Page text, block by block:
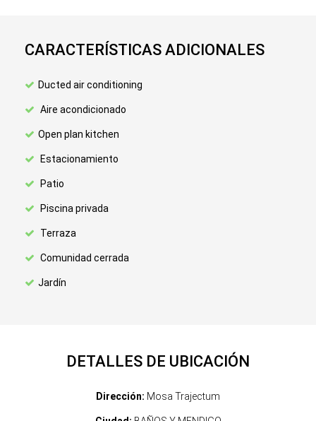
CARACTERÍSTICAS ADICIONALES
Ducted air conditioning
Aire acondicionado
Open plan kitchen
Estacionamiento
Patio
Piscina privada
Terraza
Comunidad cerrada
Jardín
DETALLES DE UBICACIÓN
Dirección: Mosa Trajectum